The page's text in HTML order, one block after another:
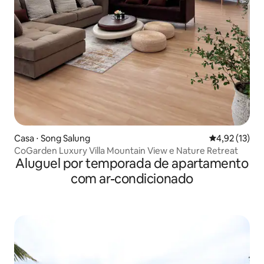
Casa ⋅ Song Salung 4,92 de uma
4,92 (13)
CoGarden Luxury Villa Mountain View e Nature Retreat
Aluguel por temporada de apartamento
com ar-condicionado